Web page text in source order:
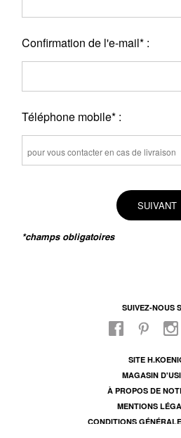
Confirmation de l'e-mail* :
Téléphone mobile* :
SUIVANT
*champs obligatoires
SUIVEZ-NOUS
SITE
MAGASIN
À PROPOS DE
MENTIONS
CONDITIONS